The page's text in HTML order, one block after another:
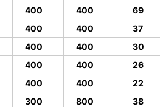
400 400
69
400 400
37
400 400
30
400 400
26
400 400
22
300 800
38